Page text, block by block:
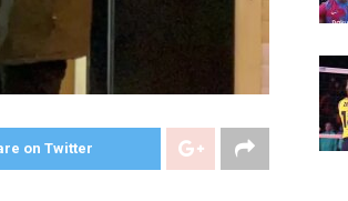
on Twitter